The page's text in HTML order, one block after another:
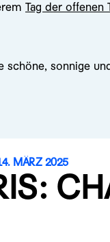
Tag der offenen
schöne, sonnige
MÄRZ 2025